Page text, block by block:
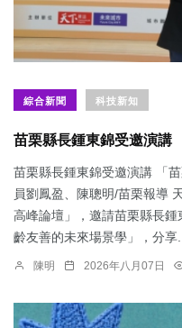
綜合新聞 科技新知
苗栗縣長鍾東錦受邀演講
苗栗縣長鍾東錦受邀演講 「
員劉鳳盈、陳聰明/苗栗報導
高峰論壇」，邀請苗栗縣長
齡友善的未來場景學」，分享
陳明 2026年八月07日